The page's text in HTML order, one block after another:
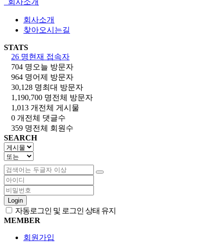
회사소개
찾아오시는길
STATS
26 명현재 접속자
704 명 오늘 방문자
964 명어제 방문자
30,128 명최대 방문자
1,190,700 명전체 방문자
1,013 개 전체 게시물
0 개 전체 댓글수
359 명전체 회원수
SEARCH
Login
자동로그인 및 로그인 상태 유지
MEMBER
회원가입